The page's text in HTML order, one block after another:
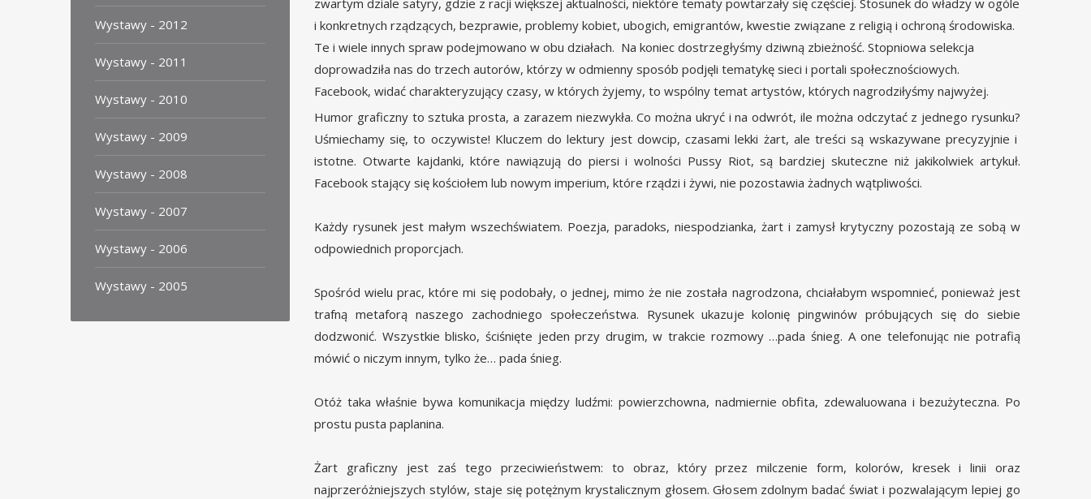
zwartym dziale satyry, gdzie z racji większej aktualności, niektóre tematy powtarzały się częściej. Stosunek do władzy w ogóle
i konkretnych rządzących, bezprawie, problemy kobiet, ubogich, emigrantów, kwestie związane z religią i ochroną środowiska.
Te i wiele innych spraw podejmowano w obu działach. Na koniec dostrzegłyśmy dziwną zbieżność. Stopniowa selekcja
doprowadziła nas do trzech autorów, którzy w odmienny sposób podjęli tematykę sieci i portali społecznościowych.
Facebook, widać charakteryzujący czasy, w których żyjemy, to wspólny temat artystów, których nagrodziłyśmy najwyżej.
Humor graficzny to sztuka prosta, a zarazem niezwykła. Co można ukryć i na odwrót, ile można odczytać z jednego rysunku?
Uśmiechamy się, to oczywiste! Kluczem do lektury jest dowcip, czasami lekki żart, ale treści są wskazywane precyzyjnie i
istotne. Otwarte kajdanki, które nawiązują do piersi i wolności Pussy Riot, są bardziej skuteczne niż jakikolwiek artykuł.
Facebook stający się kościołem lub nowym imperium, które rządzi i żywi, nie pozostawia żadnych wątpliwości.
Każdy rysunek jest małym wszechświatem. Poezja, paradoks, niespodzianka, żart i zamysł krytyczny pozostają ze sobą w
odpowiednich proporcjach.
Spośród wielu prac, które mi się podobały, o jednej, mimo że nie została nagrodzona, chciałabym wspomnieć, ponieważ jest
trafną metaforą naszego zachodniego społeczeństwa. Rysunek ukazuje kolonię pingwinów próbujących się do siebie
dodzwonić. Wszystkie blisko, ściśnięte jeden przy drugim, w trakcie rozmowy …pada śnieg. A one telefonując nie potrafią
mówić o niczym innym, tylko że… pada śnieg.
Otóż taka właśnie bywa komunikacja między ludźmi: powierzchowna, nadmiernie obfita, zdewaluowana i bezużyteczna. Po
prostu pusta paplanina.
Żart graficzny jest zaś tego przeciwieństwem: to obraz, który przez milczenie form, kolorów, kresek i linii oraz
najprzeróżniejszych stylów, staje się potężnym krystalicznym głosem. Głosem zdolnym badać świat i pozwalającym lepiej go
Wystawy - 2012
Wystawy - 2011
Wystawy - 2010
Wystawy - 2009
Wystawy - 2008
Wystawy - 2007
Wystawy - 2006
Wystawy - 2005